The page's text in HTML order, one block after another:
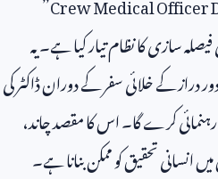
سازی کا نظام تیار کیا ہے۔ یہ
دراز کے خلائی سفر کے دوران ڈاکٹر کی
کرے گا۔ اس کا مقصد چاند،
تحقیق کو ممکن بنانا ہے۔